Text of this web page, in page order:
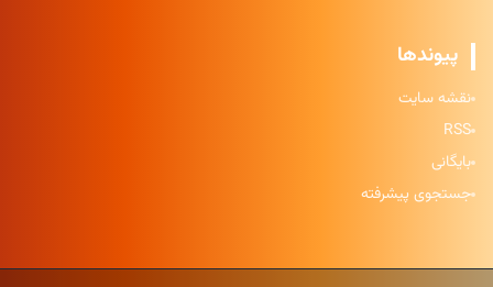
پیوندها
نقشه سایت
RSS
بایگانی
جستجوی پیشرفته